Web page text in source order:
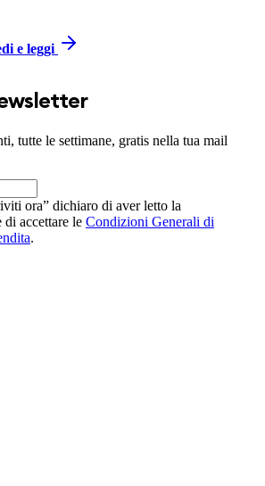
e leggi
tutte le settimane, gratis nella tua mail
ora” dichiaro di aver letto la
di accettare le Condizioni Generali di
.